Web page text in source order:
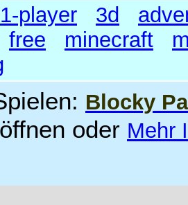
1-player 3d
free minecraft
Blocky
öffnen oder Mehr